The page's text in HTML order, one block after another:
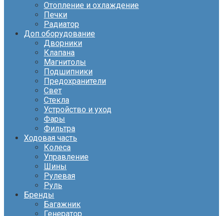
Отопление и охлаждение
Печки
Радиатор
Доп оборудование
Дворники
Клапана
Магнитолы
Подшипники
Предохранители
Свет
Стекла
Устройство и уход
Фары
Фильтра
Ходовая часть
Колеса
Управление
Шины
Рулевая
Руль
Бренды
Багажник
Генератор